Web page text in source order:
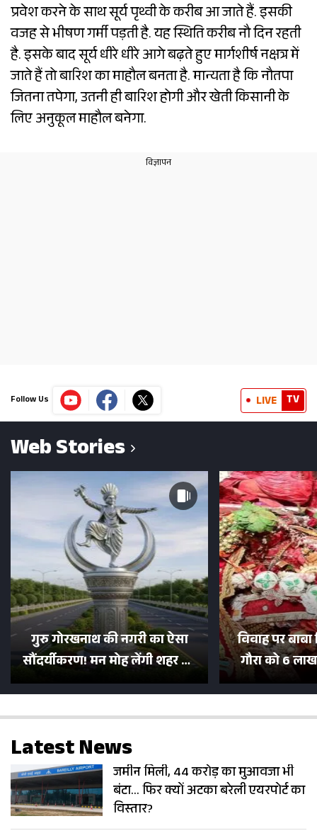
प्रवेश करने के साथ सूर्य पृथ्वी के करीब आ जाते हैं. इसकी
वजह से भीषण गर्मी पड़ती है. यह स्थिति करीब नौ दिन रहती
है. इसके बाद सूर्य धीरे धीरे आगे बढ़ते हुए मार्गशीर्ष नक्षत्र में
जाते हैं तो बारिश का माहौल बनता है. मान्यता है कि नौतपा
जितना तपेगा, उतनी ही बारिश होगी और खेती किसानी के
लिए अनुकूल माहौल बनेगा.
Follow Us LIVE TV
Web Stories
गुरु गोरखनाथ की नगरी का ऐसा
सौंदर्यीकरण! मन मोह लेंगी शहर की
सड़कें; देखें Photos
विवाह पर
गौरा को 6
500 भक्तों
Latest News
जमीन मिली, 44 करोड़ का मुआवजा भी
बंटा… फिर क्यों अटका बरेली एयरपोर्ट का
विस्तार?